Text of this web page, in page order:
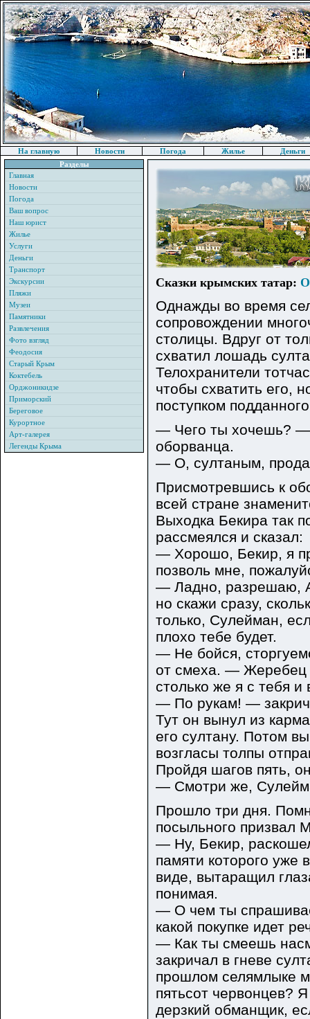
На главную Новости Погода Жилье
Деньги
Разделы
Главная
Новости
Погода
Ваш вопрос
Наш юрист
Жилье
Услуги
Деньги
Транспорт
Экскурсии
Пляжи
Музеи
Памятники
Развлечения
Фото взгляд
Феодосия
Старый Крым
Коктебель
Орджоникидзе
Приморский
Береговое
Курортное
Арт-галерея
Легенды Крыма
Сказки крымских татар:
Однажды во время
сопровождении
столицы. Вдруг от
схватил лошадь
Телохранители
чтобы схватить его,
поступком
— Чего ты хочешь? —
оборванца.
— О, султаным,
Присмотревшись к
всей стране
Выходка Бекира так
рассмеялся и сказал:
— Хорошо, Бекир, я
позволь мне,
— Ладно, разрешаю,
но скажи сразу,
только, Сулейман,
плохо тебе будет.
— Не бойся,
от смеха. — Жеребец
столько же я с тебя и
— По рукам! —
Тут он вынул из
его султану. Потом
возгласы толпы
Пройдя шагов пять,
— Смотри же,
Прошло три дня.
посыльного призвал
— Ну, Бекир,
памяти которого уже
виде, вытаращил
понимая.
— О чем ты
какой покупке идет
— Как ты смеешь
закричал в гневе
прошлом селямлыке
пятьсот червонцев?
дерзкий обманщик,